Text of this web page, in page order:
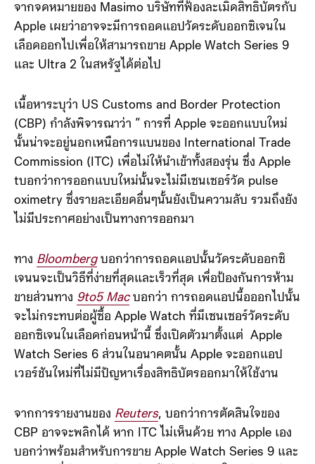
จากจดหมายของ Masimo บริษัทที่ฟ้องละเมิดสิทธิบัตรกับ
Apple เผยว่าอาจจะมีการถอดแอปวัดระดับออกซิเจนใน
เลือดออกไปเพื่อให้สามารถขาย Apple Watch Series 9
และ Ultra 2 ในสหรัฐได้ต่อไป
เนื้อหาระบุว่า US Customs and Border Protection
(CBP) กำลังพิจารณาว่า ” การที่ Apple จะออกแบบใหม่
นั้นน่าจะอยู่นอกเหนือการแบนของ International Trade
Commission (ITC) เพื่อไม่ให้นำเข้าทั้งสองรุ่น ซึ่ง Apple
tบอกว่าการออกแบบใหม่นั้นจะไม่มีเซนเซอร์วัด pulse
oximetry ซึ่งรายละเอียดอื่นๆนั้นยังเป็นความลับ รวมถึงยัง
ไม่มีประกาศอย่างเป็นทางการออกมา
ทาง Bloombergบอกว่าการถอดแอปนั้นวัดระดับออกซิ
เจนนจะเป็นวิธีที่ง่ายที่สุดและเร็วที่สุด เพื่อป้องกันการห้าม
ขายส่วนทาง 9to5 Macบอกว่า การถอดแอปนี้อออกไปนั้น
จะไม่กระทบต่อผู้ซื้อ Apple Watch ที่มีเซนเซอร์วัดระดับ
ออกซิเจนในเลือดก่อนหน้านี้ ซึ่งเปิดตัวมาตั้งแต่ Apple
Watch Series 6 ส่วนในอนาคตนั้น Apple จะออกแอป
เวอร์ชันใหม่ที่ไม่มีปัญหาเรื่องสิทธิบัตรออกมาให้ใช้งาน
จากการรายงานของ Reuters, บอกว่าการตัดสินใจของ
CBP อาจจะพลิกได้ หาก ITC ไม่เห็นด้วย ทาง Apple เอง
บอกว่าพร้อมสำหรับการขาย Apple Watch Series 9 และ